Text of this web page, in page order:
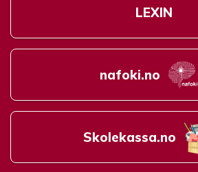
LEXIN
nafoki.no
Skolekassa.no